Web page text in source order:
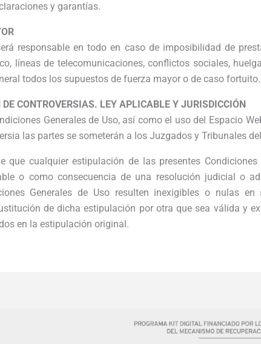
y garantías.
responsable en todo en caso de imposibilidad de
líneas de telecomunicaciones, conflictos sociales,
todos los supuestos de fuerza mayor o de caso fortuito.
CONTROVERSIAS. LEY APLICABLE Y JURISDICCIÓN
Generales de Uso, así como el uso del Espacio
las partes se someterán a los Juzgados y Tribunales
que cualquier estipulación de las presentes
o como consecuencia de una resolución judicial o
Generales de Uso resulten inexigibles o nulas
de dicha estipulación por otra que sea válida y
en la estipulación original.